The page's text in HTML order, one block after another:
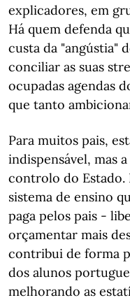
explicadores, em
Há quem defenda
custa da "angústia"
conciliar as suas
ocupadas agendas
que tanto
Para muitos pais,
indispensável, mas
controlo do Estado.
sistema de ensino
paga pelos pais -
orçamentar mais
contribui de forma
dos alunos
melhorando as